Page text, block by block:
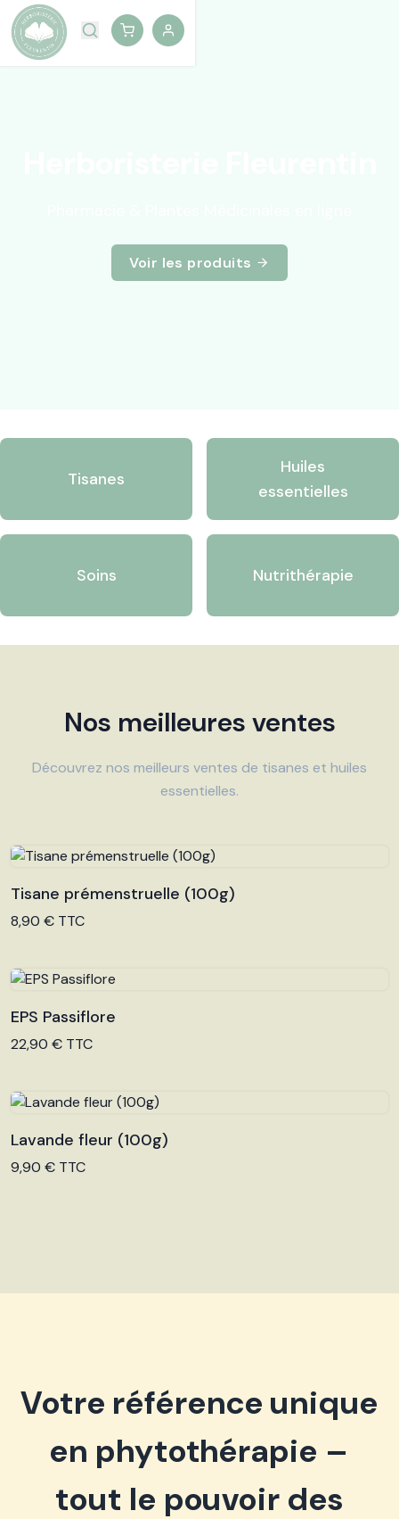
Voir les produits
Tisanes
Huiles
essentielles
Soins Nutrithérapie
Nos meilleures ventes
Découvrez nos meilleurs ventes de tisanes et huiles
essentielles.
Voir le produit
Tisane prémenstruelle (100g)
8,90 € TTC
Voir le produit
EPS Passiflore
22,90 € TTC
Voir le produit
Lavande fleur (100g)
9,90 € TTC
Votre référence unique
en phytothérapie –
tout le pouvoir des